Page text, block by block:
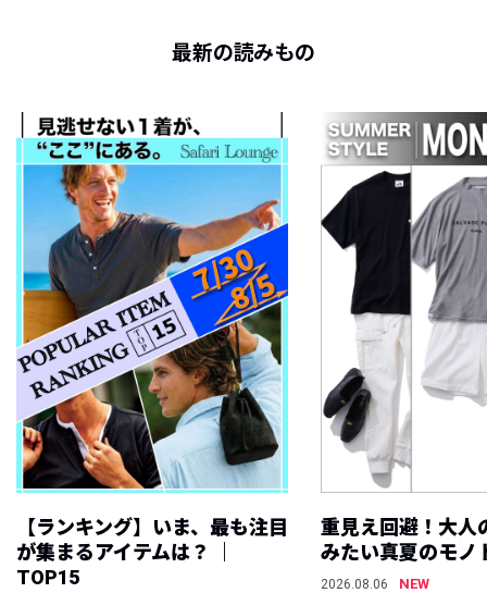
最新の読みもの
【ランキング】いま、最も注目
が集まるアイテムは？ ｜
TOP15
重見え回避！大人
みたい真夏のモノ
2026.08.06
NEW